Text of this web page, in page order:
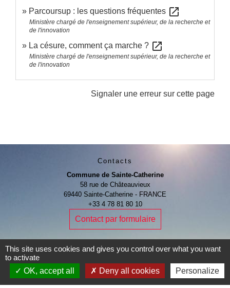
Parcoursup : les questions fréquentes open_in_new
Ministère chargé de l'enseignement supérieur, de la recherche et
de l'innovation
La césure, comment ça marche ? open_in_new
Ministère chargé de l'enseignement supérieur, de la recherche et
de l'innovation
Signaler une erreur sur cette page
Contacts
Commune de Sainte-Catherine
58 rue de Châteauvieux
69440 Sainte-Catherine - FRANCE
+33 4 78 81 80 10
Contact par formulaire
Je Contribue
This site uses cookies and gives you control over what you want
to activate
OK, accept all
Deny all cookies Personalize